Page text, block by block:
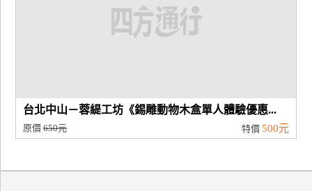
台北中山－蓉緹工坊《錫雕動物木盒單人體驗優惠...
原價650元 特價 500元